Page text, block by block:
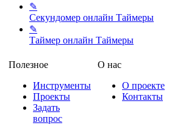
✎
Секундомер онлайн Таймеры
✎
Таймер онлайн Таймеры
Полезное
Инструменты
Проекты
Задать
вопрос
О нас
О проекте
Контакты